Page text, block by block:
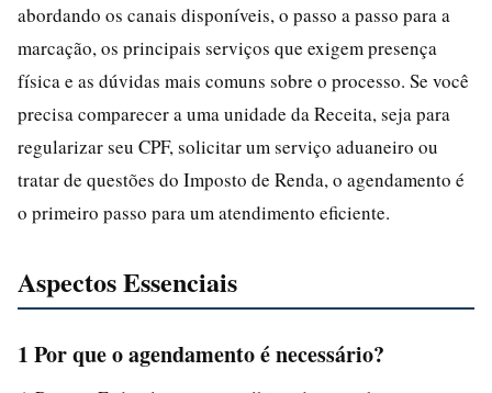
abordando os canais disponíveis, o passo a passo para a
marcação, os principais serviços que exigem presença
física e as dúvidas mais comuns sobre o processo. Se você
precisa comparecer a uma unidade da Receita, seja para
regularizar seu CPF, solicitar um serviço aduaneiro ou
tratar de questões do Imposto de Renda, o agendamento é
o primeiro passo para um atendimento eficiente.
Aspectos Essenciais
1 Por que o agendamento é necessário?